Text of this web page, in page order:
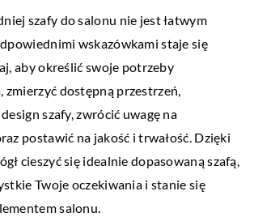
szafy do salonu nie jest łatwym
wskazówkami staje się
aby określić swoje potrzeby
zmierzyć dostępną przestrzeń,
szafy, zwrócić uwagę na
postawić na jakość i trwałość. Dzięki
cieszyć się idealnie dopasowaną szafą,
Twoje oczekiwania i stanie się
salonu.